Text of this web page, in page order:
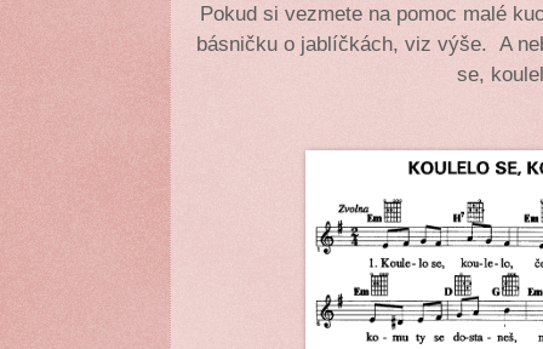
Pokud si vezmete na pomoc malé
básničku o jablíčkách, viz výše. A
se,